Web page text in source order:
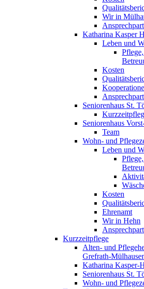
Wir in
Katharina Kasper
Leben und
Kosten
Seniorenhaus St.
Seniorenhaus
Team
Wohn- und
Leben und
Kosten
Ehrenamt
Wir in Hehn
Kurzzeitpflege
Alten- und
Grefrath-
Katharina Kasper-
Seniorenhaus St.
Wohn- und